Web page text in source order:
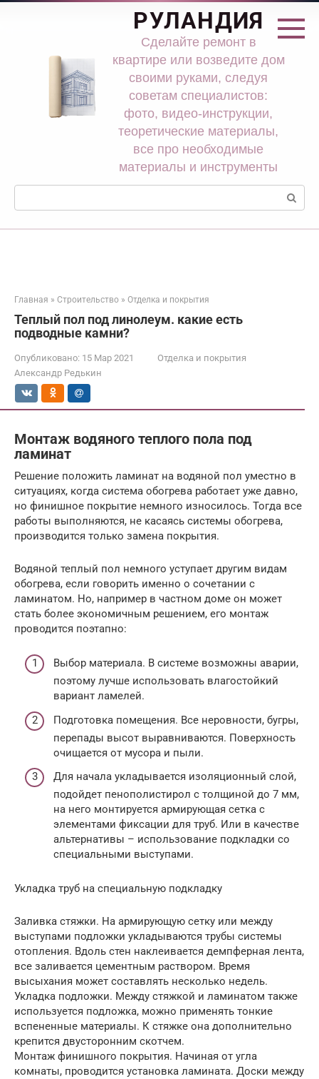
Перейти
РУЛАНДИЯ
Сделайте ремонт в
квартире или возведите дом
своими руками, следуя
советам специалистов:
фото, видео-инструкции,
теоретические материалы,
все про необходимые
материалы и инструменты
Поиск:
Главная » Строительство » Отделка и покрытия
Теплый пол под линолеум. какие есть
подводные камни?
Опубликовано: 15 Мар 2021
Отделка и покрытия
Александр Редькин
Монтаж водяного теплого пола под
ламинат
Решение положить ламинат на водяной пол уместно в
ситуациях, когда система обогрева работает уже давно,
но финишное покрытие немного износилось. Тогда все
работы выполняются, не касаясь системы обогрева,
производится только замена покрытия.
Водяной теплый пол немного уступает другим видам
обогрева, если говорить именно о сочетании с
ламинатом. Но, например в частном доме он может
стать более экономичным решением, его монтаж
проводится поэтапно:
Выбор материала. В системе возможны аварии,
поэтому лучше использовать влагостойкий
вариант ламелей.
Подготовка помещения. Все неровности, бугры,
перепады высот выравниваются. Поверхность
очищается от мусора и пыли.
Для начала укладывается изоляционный слой,
подойдет пенополистирол с толщиной до 7 мм,
на него монтируется армирующая сетка с
элементами фиксации для труб. Или в качестве
альтернативы – использование подкладки со
специальными выступами.
Укладка труб на специальную подкладку
Заливка стяжки. На армирующую сетку или между
выступами подложки укладываются трубы системы
отопления. Вдоль стен наклеивается демпферная лента,
все заливается цементным раствором. Время
высыхания может составлять несколько недель.
Укладка подложки. Между стяжкой и ламинатом также
используется подложка, можно применять тонкие
вспененные материалы. К стяжке она дополнительно
крепится двусторонним скотчем.
Монтаж финишного покрытия. Начиная от угла
комнаты, проводится установка ламината. Доски между